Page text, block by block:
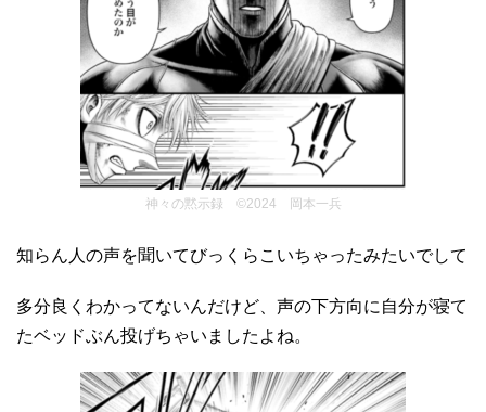
神々の黙示録 ©2024 岡本一兵
知らん人の声を聞いてびっくらこいちゃったみたいでして
多分良くわかってないんだけど、声の下方向に自分が寝て
たベッドぶん投げちゃいましたよね。